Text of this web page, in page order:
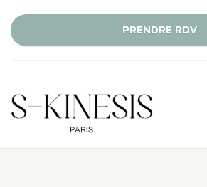
PRENDRE RDV